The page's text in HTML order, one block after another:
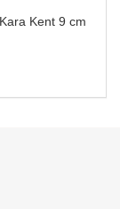
Kent 9 cm